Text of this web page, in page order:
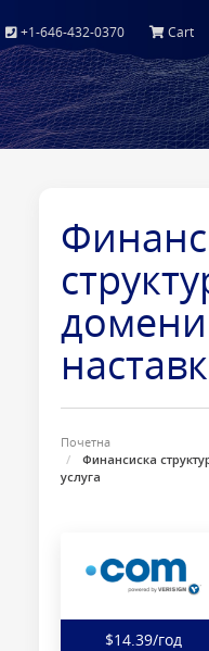
+1-646-432-0370 Cart
Почетна
Финансиска
услуга
$14.39/год